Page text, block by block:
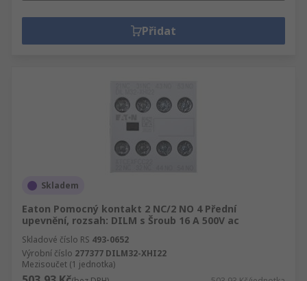
Přidat
Skladem
Eaton Pomocný kontakt 2 NC/2 NO 4 Přední
upevnění, rozsah: DILM s Šroub 16 A 500V ac
Skladové číslo RS 493-0652
Výrobní číslo 277377 DILM32-XHI22
Mezisoučet (1 jednotka)